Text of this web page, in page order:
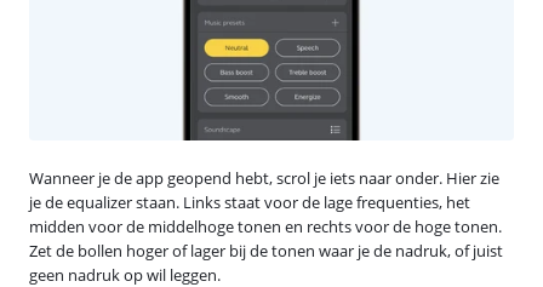
Wanneer je de app geopend hebt, scrol je iets naar onder. Hier zie
je de equalizer staan. Links staat voor de lage frequenties, het
midden voor de middelhoge tonen en rechts voor de hoge tonen.
Zet de bollen hoger of lager bij de tonen waar je de nadruk, of juist
geen nadruk op wil leggen.